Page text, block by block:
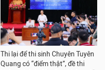
Thi lại để thi sinh Chuyên Tuyên
Quang có “điểm thật”, đề thi